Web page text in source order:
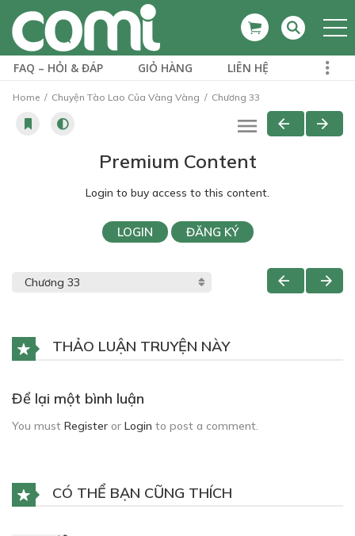
FAQ – HỎI & ĐÁP GIỎ HÀNG LIÊN HỆ
Home Chuyện Tào Lao Của Vàng Vàng Chương 33
Premium Content
Login to buy access to this content.
LOGIN ĐĂNG KÝ
THẢO LUẬN TRUYỆN NÀY
Để lại một bình luận
You must Register or Login to post a comment.
CÓ THỂ BẠN CŨNG THÍCH